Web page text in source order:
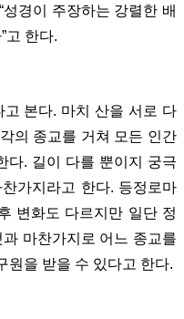
경이 주장하는 강렬한 배
고 한다.
본다. 마치 산을 서로 다
의 종교를 거쳐 모든 인간
다. 길이 다를 뿐이지 궁극
가지라고 한다. 등정로마
변화도 다르지만 일단 정
마찬가지로 어느 종교를
원을 받을 수 있다고 한다.